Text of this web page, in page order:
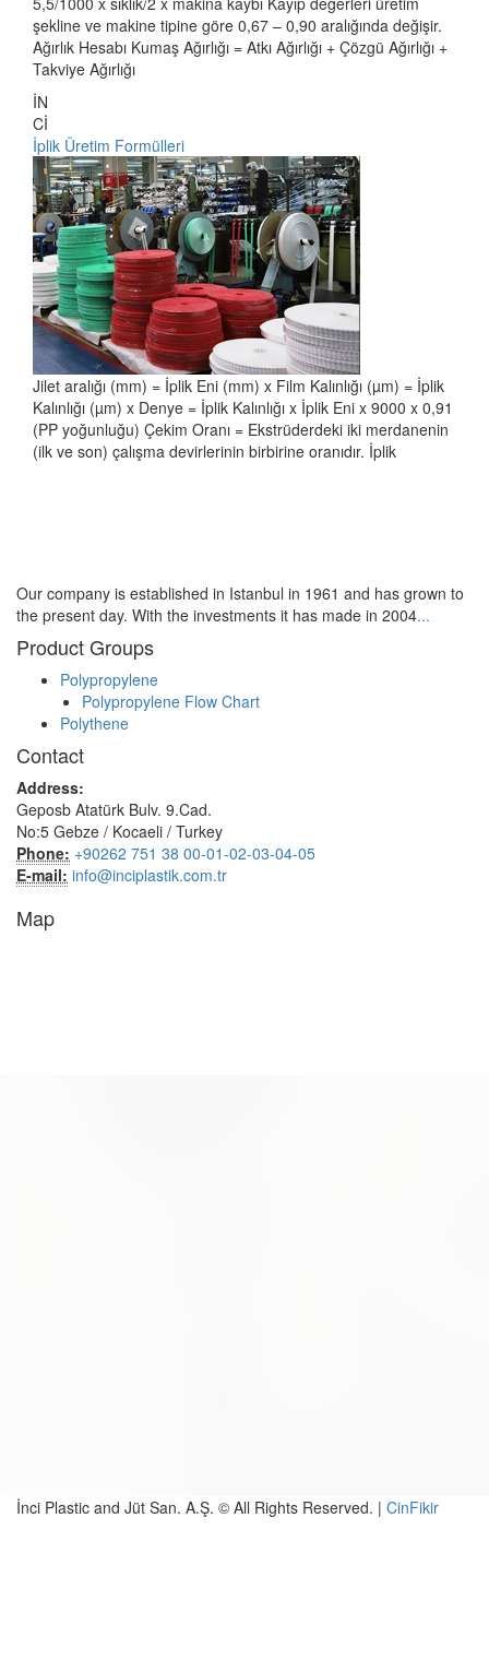
şekline ve makine tipine göre 0,67 – 0,90 aralığında değişir.
Ağırlık Hesabı Kumaş Ağırlığı = Atkı Ağırlığı + Çözgü Ağırlığı +
Takviye Ağırlığı
İN
Cİ
İplik Üretim Formülleri
Jilet aralığı (mm) = İplik Eni (mm) x Film Kalınlığı (µm) = İplik
Kalınlığı (µm) x Denye = İplik Kalınlığı x İplik Eni x 9000 x 0,91
(PP yoğunluğu) Çekim Oranı = Ekstrüderdeki iki merdanenin
(ilk ve son) çalışma devirlerinin birbirine oranıdır. İplik
Our company is established in Istanbul in 1961 and has grown to
the present day. With the investments it has made in 2004...
Product Groups
Polypropylene
Polypropylene Flow Chart
Polythene
Contact
Address:
Geposb Atatürk Bulv. 9.Cad.
No:5 Gebze / Kocaeli / Turkey
Phone: +90262 751 38 00-01-02-03-04-05
E-mail: info@inciplastik.com.tr
Map
İnci Plastic and Jüt San. A.Ş. © All Rights Reserved. | CinFikir